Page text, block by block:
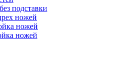
подставки
ножей
ножей
ножей